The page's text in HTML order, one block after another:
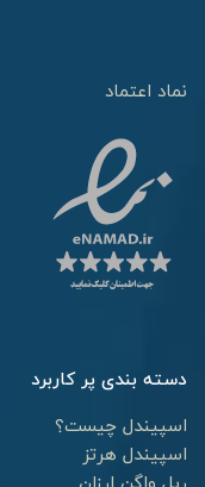
نماد اعتماد
دسته بندی پر کاربرد
اسپیندل چیست؟
اسپیندل هرتز